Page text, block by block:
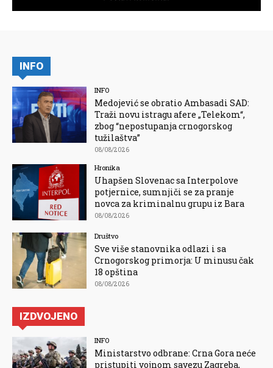
INFO
INFO
Medojević se obratio Ambasadi SAD:
Traži novu istragu afere „Telekom“,
zbog “nepostupanja crnogorskog
tužilaštva”
08/08/2026
Hronika
Uhapšen Slovenac sa Interpolove
potjernice, sumnjiči se za pranje
novca za kriminalnu grupu iz Bara
08/08/2026
Društvo
Sve više stanovnika odlazi i sa
Crnogorskog primorja: U minusu čak
18 opština
08/08/2026
IZDVOJENO
INFO
Ministarstvo odbrane: Crna Gora neće
pristupiti vojnom savezu Zagreba,